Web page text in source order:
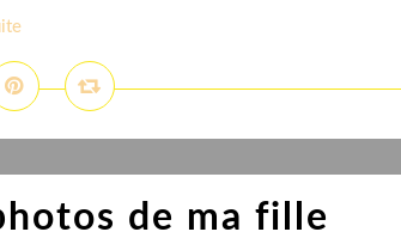
de ma fille